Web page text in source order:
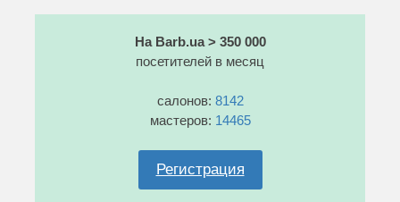
На Barb.ua > 350 000
посетителей в месяц
салонов: 8142
мастеров: 14465
Регистрация